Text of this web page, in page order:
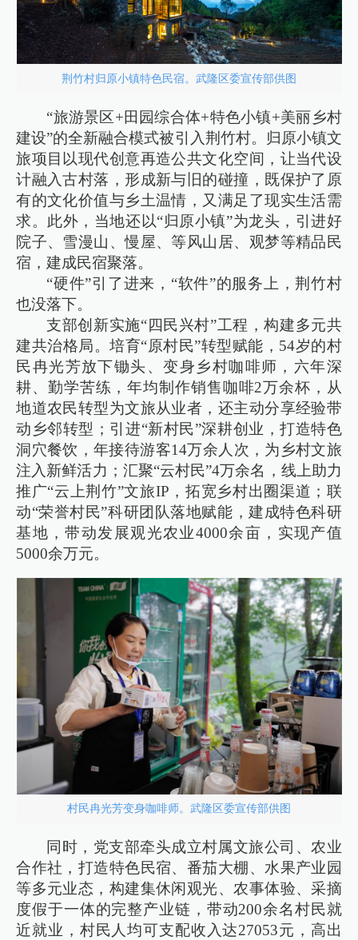
荆竹村归原小镇特色民宿。武隆区委宣传部供图
“旅游景区+田园综合体+特色小镇+美丽乡村
建设”的全新融合模式被引入荆竹村。归原小镇文
旅项目以现代创意再造公共文化空间，让当代设
计融入古村落，形成新与旧的碰撞，既保护了原
有的文化价值与乡土温情，又满足了现实生活需
求。此外，当地还以“归原小镇”为龙头，引进好
院子、雪漫山、慢屋、等风山居、观梦等精品民
宿，建成民宿聚落。
“硬件”引了进来，“软件”的服务上，荆竹村
也没落下。
支部创新实施“四民兴村”工程，构建多元共
建共治格局。培育“原村民”转型赋能，54岁的村
民冉光芳放下锄头、变身乡村咖啡师，六年深
耕、勤学苦练，年均制作销售咖啡2万余杯，从
地道农民转型为文旅从业者，还主动分享经验带
动乡邻转型；引进“新村民”深耕创业，打造特色
洞穴餐饮，年接待游客14万余人次，为乡村文旅
注入新鲜活力；汇聚“云村民”4万余名，线上助力
推广“云上荆竹”文旅IP，拓宽乡村出圈渠道；联
动“荣誉村民”科研团队落地赋能，建成特色科研
基地，带动发展观光农业4000余亩，实现产值
5000余万元。
村民冉光芳变身咖啡师。武隆区委宣传部供图
同时，党支部牵头成立村属文旅公司、农业
合作社，打造特色民宿、番茄大棚、水果产业园
等多元业态，构建集休闲观光、农事体验、采摘
度假于一体的完整产业链，带动200余名村民就
近就业，村民人均可支配收入达27053元，高出